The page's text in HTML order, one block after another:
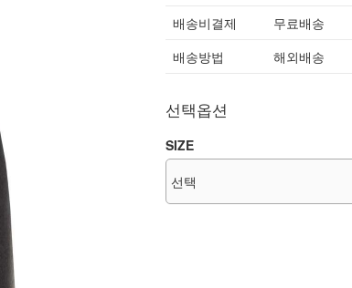
배송비결제
무료배송
배송방법
해외배송
선택옵션
SIZE